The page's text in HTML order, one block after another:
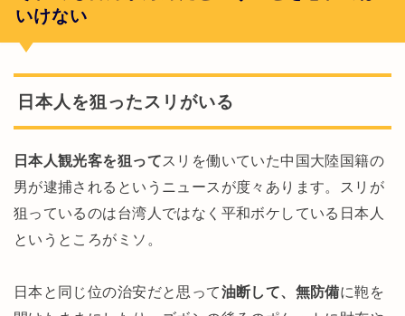
いけない
日本人を狙ったスリがいる
日本人観光客を狙ってスリを働いていた中国大陸国籍の
男が逮捕されるというニュースが度々あります。スリが
狙っているのは台湾人ではなく平和ボケしている日本人
というところがミソ。
日本と同じ位の治安だと思って油断して、無防備に鞄を